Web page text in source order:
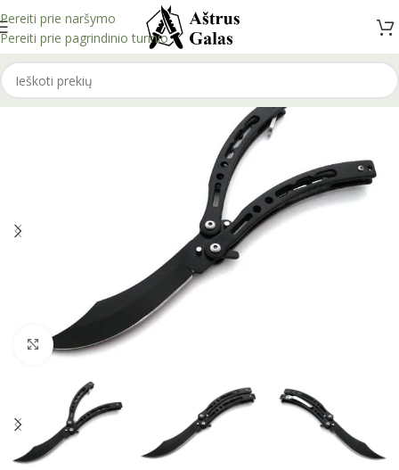
Pereiti prie naršymo
Pereiti prie pagrindinio turinio
Spustelėkite, kad padidintumėte